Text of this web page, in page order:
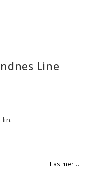
Line
lin.
Läs mer...